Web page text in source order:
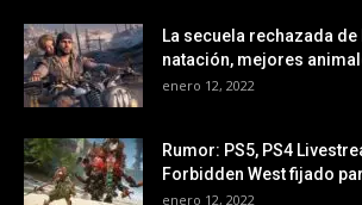
La secuela rechazada de
natación, mejores
enero 12, 2022
Rumor: PS5, PS4
Forbidden West fijado
enero 12, 2022